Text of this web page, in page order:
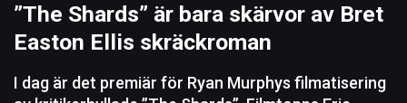
”The Shards” är bara skärvor av Bret
Easton Ellis skräckroman
I dag är det premiär för Ryan Murphys filmatisering